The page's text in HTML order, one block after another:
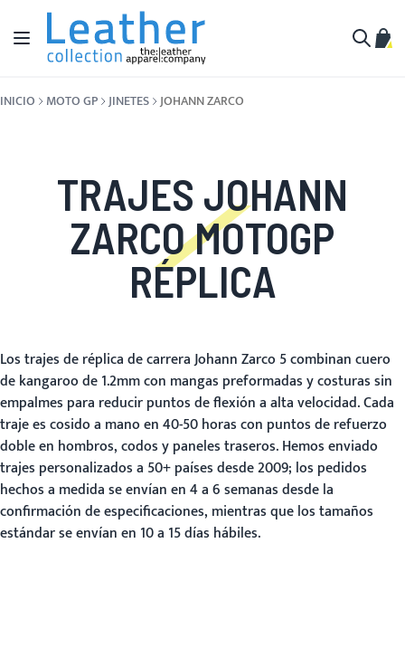
Ir al contenido
Toggle Nav
Mi
INICIO MOTO GP JINETES JOHANN ZARCO
TRAJES JOHANN
ZARCO MOTOGP
RÉPLICA
Los trajes de réplica de carrera Johann Zarco 5 combinan cuero
de kangaroo de 1.2mm con mangas preformadas y costuras sin
empalmes para reducir puntos de flexión a alta velocidad. Cada
traje es cosido a mano en 40-50 horas con puntos de refuerzo
doble en hombros, codos y paneles traseros. Hemos enviado
trajes personalizados a 50+ países desde 2009; los pedidos
hechos a medida se envían en 4 a 6 semanas desde la
confirmación de especificaciones, mientras que los tamaños
estándar se envían en 10 a 15 días hábiles.